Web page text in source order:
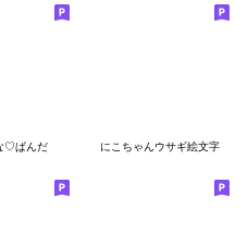
♡ぱんだ にこちゃんウサギ絵文字